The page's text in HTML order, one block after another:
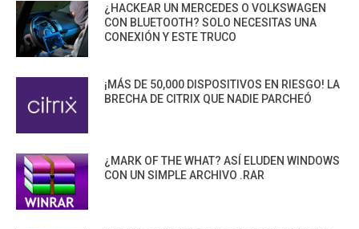
¿HACKEAR UN MERCEDES O VOLKSWAGEN
CON BLUETOOTH? SOLO NECESITAS UNA
CONEXIÓN Y ESTE TRUCO
¡MÁS DE 50,000 DISPOSITIVOS EN RIESGO! LA
BRECHA DE CITRIX QUE NADIE PARCHEÓ
¿MARK OF THE WHAT? ASÍ ELUDEN WINDOWS
CON UN SIMPLE ARCHIVO .RAR